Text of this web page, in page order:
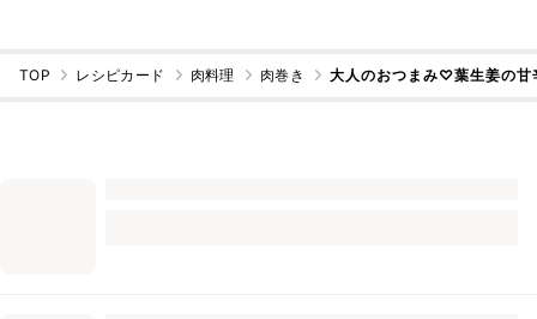
TOP レシピカード 肉料理 肉巻き 大人のおつまみ♡葉生姜の甘